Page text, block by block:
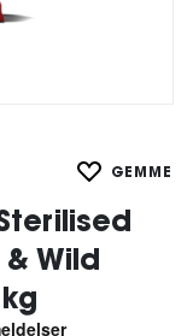
GEMME
Wild